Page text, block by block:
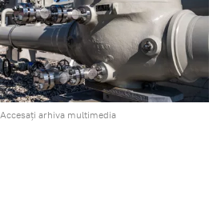
Accesați arhiva multimedia